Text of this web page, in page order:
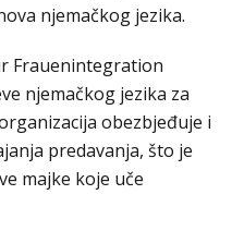
njemačkog jezika.
Frauenintegration
njemačkog jezika za
obezbjeđuje i
predavanja, što je
majke koje uče